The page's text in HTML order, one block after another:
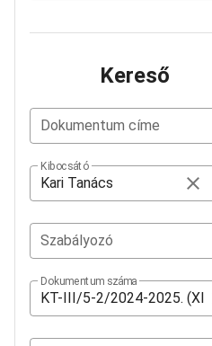
Kereső
Dokumentum címe
Kibocsátó
Szabályozó
Dokumentum száma